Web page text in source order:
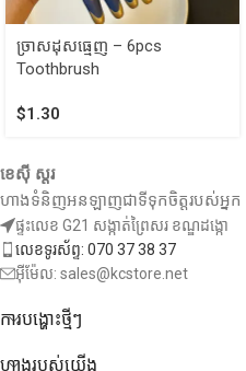
ច្រាសដុសធ្មេញ – 6pcs
Toothbrush
$1.30
ខេស៊ី ស្តរ
ហាងទំនិញអនឡាញជាទីទុកចិត្តរបស់អ្នក
ផ្ទះលេខ G21 សង្កាត់ព្រៃសរ ខណ្ឌដង្កោ
លេខទូរស័ព្ទ: 070 37 38 37
អ៊ីម៉ែល: sales@kcstore.net
ការបង្ហោះថ្មីៗ
ហាងរបស់យើង